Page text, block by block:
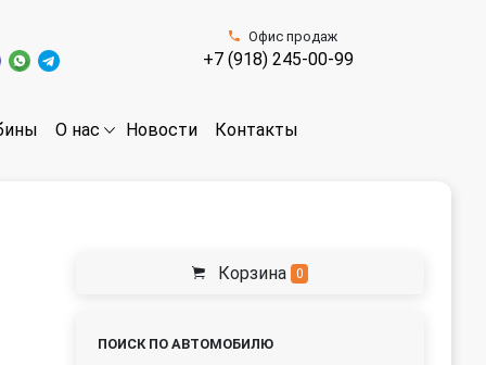
Офис продаж
+7 (918) 245-00-99
О нас Новости Контакты
Корзина 0
ПОИСК ПО АВТОМОБИЛЮ